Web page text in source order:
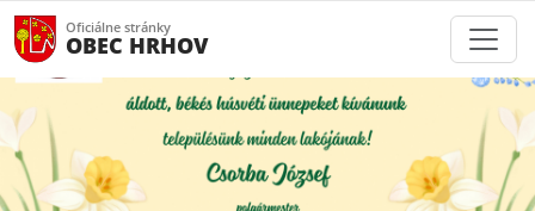
Oficiálne stránky
OBEC HRHOV